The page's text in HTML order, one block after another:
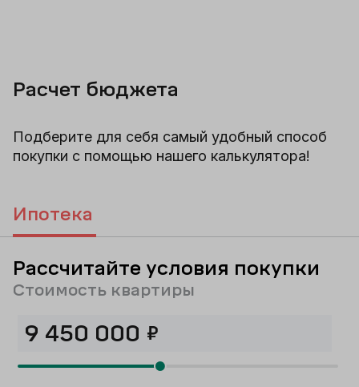
Расчет бюджета
Подберите для себя самый удобный способ
покупки с помощью нашего калькулятора!
Ипотека
Рассчитайте условия покупки
Стоимость квартиры
₽